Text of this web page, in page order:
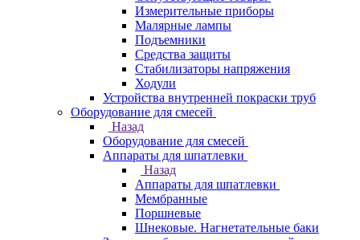
Измерительные приборы
Малярные лампы
Подъемники
Средства защиты
Стабилизаторы напряжения
Ходули
Устройства внутренней покраски труб
Оборудование для смесей
Назад
Оборудование для смесей
Аппараты для шпатлевки
Назад
Аппараты для шпатлевки
Мембранные
Поршневые
Шнековые. Нагнетательные баки